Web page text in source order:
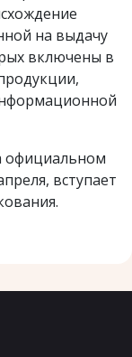
на выдачу
включены в
официальном
вступает